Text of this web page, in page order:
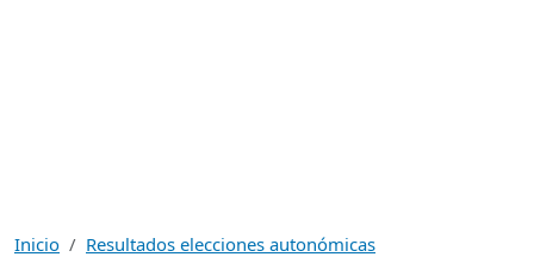
Inicio
Resultados elecciones autonómicas